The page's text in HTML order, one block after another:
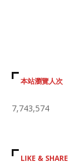
本站瀏覽人次
7,743,574
LIKE & SHARE